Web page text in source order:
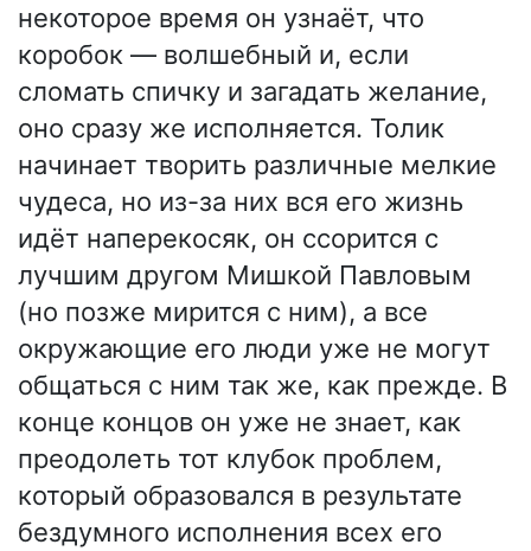
некоторое время он узнаёт, что
коробок — волшебный и, если
сломать спичку и загадать желание,
оно сразу же исполняется. Толик
начинает творить различные мелкие
чудеса, но из-за них вся его жизнь
идёт наперекосяк, он ссорится с
лучшим другом Мишкой Павловым
(но позже мирится с ним), а все
окружающие его люди уже не могут
общаться с ним так же, как прежде. В
конце концов он уже не знает, как
преодолеть тот клубок проблем,
который образовался в результате
бездумного исполнения всех его